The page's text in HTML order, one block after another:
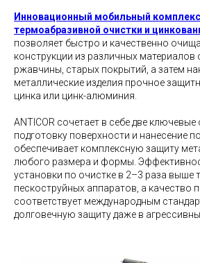
Инновационный мобильный
термоабразивной очистки и
позволяет быстро и качественно
конструкции из различных материалов
ржавчины, старых покрытий, а затем
металлические изделия прочное
цинка или цинк-алюминия.
ANTICOR сочетает в себе две
подготовку поверхности и нанесение
обеспечивает комплексную защиту
любого размера и формы.
установки по очистке в 2–3 раза выше
пескоструйных аппаратов, а качество
соответствует международным
долговечную защиту даже в